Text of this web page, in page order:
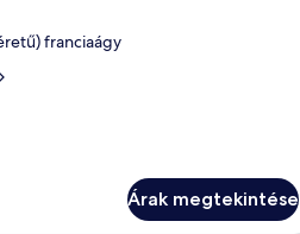
franciaágy
Árak megtekintése